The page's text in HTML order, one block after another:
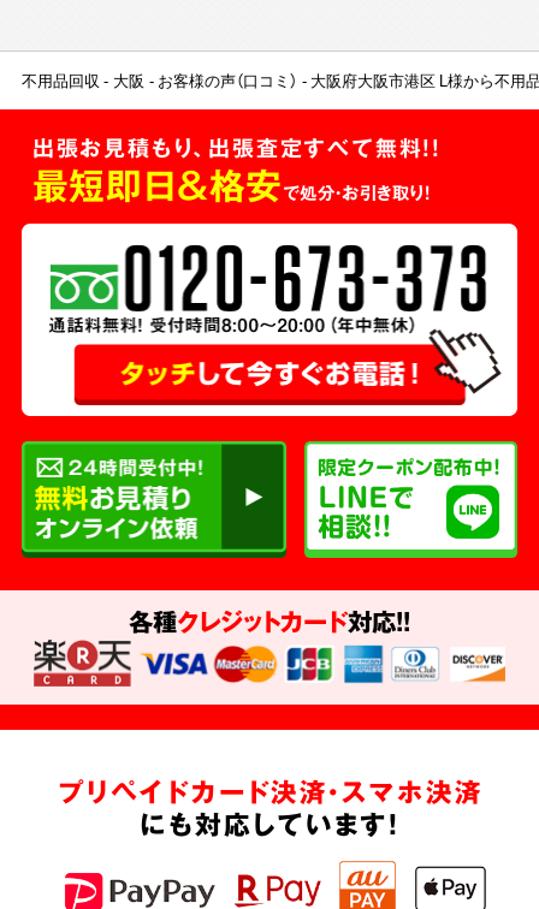
不用品回収 大阪 お客様の声（口コミ） 大阪府大阪市港区 L様から不用
出張お見積もり、出張査定すべて無料!!
最短即日＆格安で処分・お引き取り！
各種クレジットカード対応!!
プリペイドカード決済・スマホ決済
にも対応しています!